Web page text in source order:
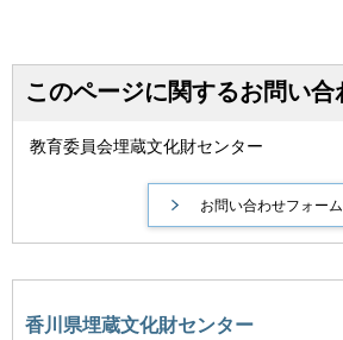
このページに関するお問い合
教育委員会埋蔵文化財センター
香川県埋蔵文化財センター